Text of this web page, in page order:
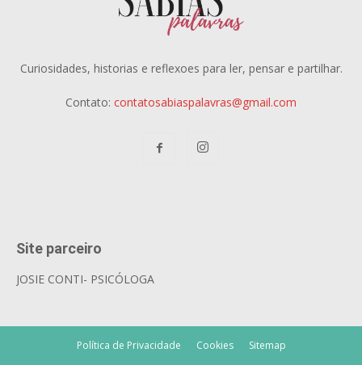
Curiosidades, historias e reflexoes para ler, pensar e partilhar.
Contato: contatosabiaspalavras@gmail.com
Site parceiro
JOSIE CONTI- PSICÓLOGA
Política de Privacidade Cookies Sitemap